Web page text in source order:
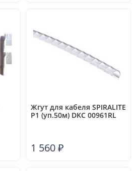
Жгут для кабеля SPIRALITE
P1 (уп.50м) DKC 00961RL
1 560₽